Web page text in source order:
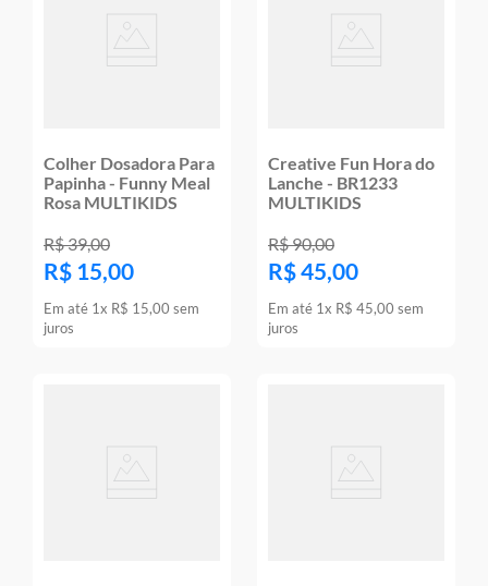
Colher Dosadora Para
Papinha - Funny Meal
Rosa MULTIKIDS
R$39,00
R$ 15,00
Em até 1x R$ 15,00 sem
juros
Creative Fun Hora do
Lanche - BR1233
MULTIKIDS
R$90,00
R$45,00
Em até 1x R$ 45,00 sem
juros